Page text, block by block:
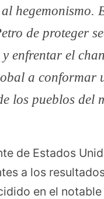
hegemonismo.
de proteger
enfrentar el
a conformar
los pueblos del
de Estados
a los
en el